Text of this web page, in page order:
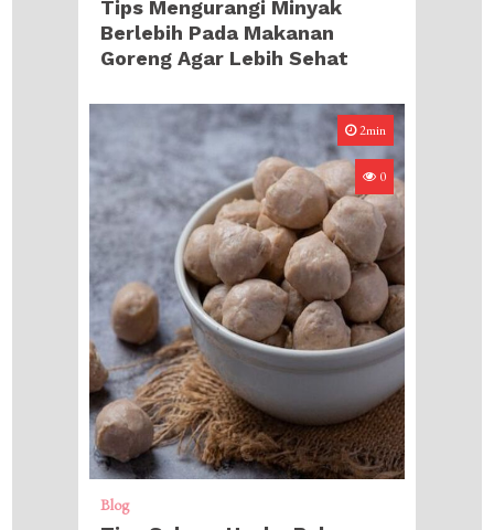
Tips Mengurangi Minyak
Berlebih Pada Makanan
Goreng Agar Lebih Sehat
2min
0
Blog